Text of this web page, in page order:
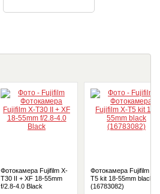
Фотокамера Fujifilm X-
T30 II + XF 18-55mm
f/2.8-4.0 Black
Фотокамера Fujifilm X-
T5 kit 18-55mm black
(16783082)